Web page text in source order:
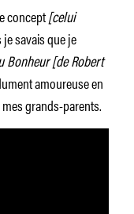
concept[celui
savais que je
Bonheur [de Robert
amoureuse en
grands-parents.